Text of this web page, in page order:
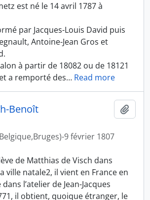
est né le 14 avril 1787 à
par Jacques-Louis David puis
Antoine-Jean Gros et
à partir de 18082 ou de 18121
a remporté des… Read more
Benoît
9 février 1807
de Matthias de Visch dans
ville natale2, il vient en France en
l’atelier de Jean-Jacques
il obtient, quoique étranger, le